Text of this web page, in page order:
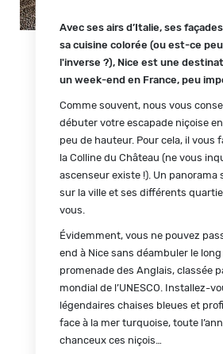
Avec ses airs d’Italie, ses
sa cuisine colorée (ou est-ce
l'inverse ?), Nice est une
un week-end en France, peu
Comme souvent, nous vous
débuter votre escapade niçoise
peu de hauteur. Pour cela, il vous
la Colline du Château (ne vous
ascenseur existe !). Un panorama
sur la ville et ses différents
vous.
Évidemment, vous ne pouvez
end à Nice sans déambuler le long
promenade des Anglais, classée
mondial de l’UNESCO. Installez-
légendaires chaises bleues et
face à la mer turquoise, toute
chanceux ces niçois…